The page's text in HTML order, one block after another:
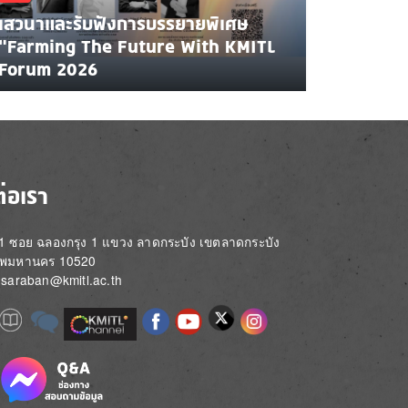
สวนาและรับฟังการบรรยายพิเศษ
The Future With KMITL
2026
เรา
ซอย ฉลองกรุง 1 แขวง ลาดกระบัง เขตลาดกระบัง
มหานคร 10520
Image Image ImageImageImageImage